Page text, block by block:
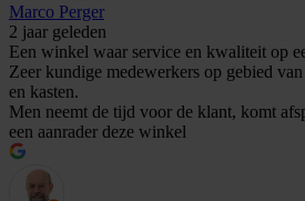
Marco Perger
2 jaar geleden
Een winkel waar service en kwaliteit op
Zeer kundige medewerkers op gebied
en kasten.
Men neemt de tijd voor de klant, komt
een aanrader deze winkel